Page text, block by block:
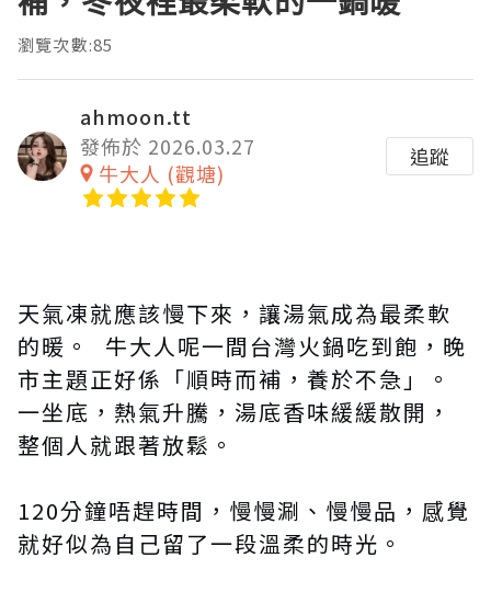
瀏覽次數:85
ahmoon.tt
發佈於 2026.03.27
牛大人 (觀塘)
追蹤
天氣凍就應該慢下來，讓湯氣成為最柔軟
的暖。 牛大人呢一間台灣火鍋吃到飽，晚
市主題正好係「順時而補，養於不急」。
一坐底，熱氣升騰，湯底香味緩緩散開，
整個人就跟著放鬆。
120分鐘唔趕時間，慢慢涮、慢慢品，感覺
就好似為自己留了一段溫柔的時光。